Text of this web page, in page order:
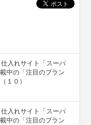
仕入れサイト「スーパ
中の「注目のブラン
１０）
仕入れサイト「スーパ
中の「注目のブラン